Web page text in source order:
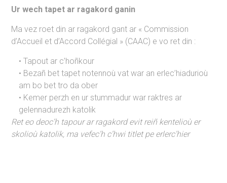
Ur wech tapet ar ragakordganin
Ma vez roet din ar ragakord gant ar « Commission
d’Accueil et d’Accord Collégial » (CAAC) e vo ret din :
Tapout ar c’hoñkour
Bezañ bet tapet notennoù vat war an erlec’hiadurioù
am bo bet tro da ober
Kemer perzh en ur stummadur war raktres ar
gelennadurezh katolik
Ret eo deoc’h tapour ar ragakord evit reiñ kentelioù er
skolioù katolik, ma vefec’h c’hwi titlet pe erlerc’hier